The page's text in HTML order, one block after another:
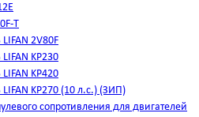
T
2V80F
KP230
KP420
KP270 (10 л.с.) (ЗИП)
сопротивления для двигателей